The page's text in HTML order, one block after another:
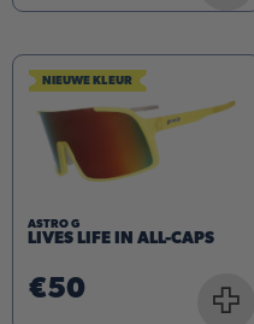
NIEUWE KLEUR
ASTRO G
LIVES LIFE IN ALL-CAPS
€50 +